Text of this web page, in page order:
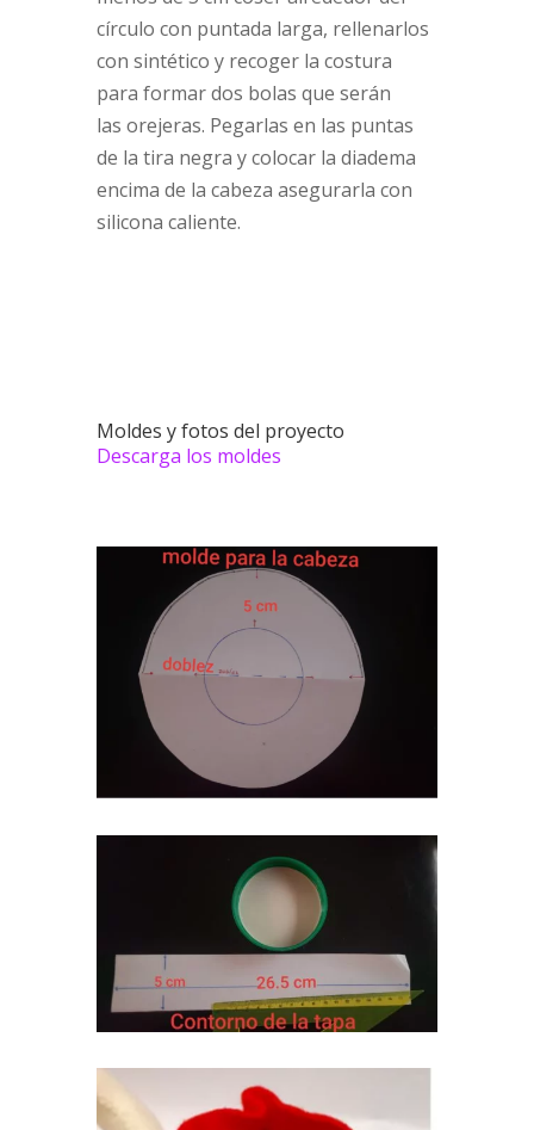
círculo con puntada larga, rellenarlos
con sintético y recoger la costura
para formar dos bolas que serán
las orejeras. Pegarlas en las puntas
de la tira negra y colocar la diadema
encima de la cabeza asegurarla con
silicona caliente.
Moldes y fotos del proyecto
Descarga los moldes